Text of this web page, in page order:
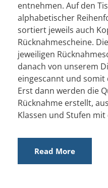
entnehmen. Auf den
alphabetischer
sortiert jeweils auch
Rücknahmescheine.
jeweiligen
danach von unserem
eingescannt und
Erst dann werden die
Rücknahme erstellt,
Klassen und Stufen mit
Read More